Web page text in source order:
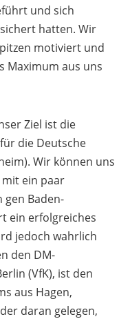
und sich
hatten. Wir
motiviert und
Maximum aus uns
Ziel ist die
die Deutsche
Wir können uns
ein paar
Baden-
ein erfolgreiches
jedoch wahrlich
den DM-
(VfK), ist den
aus Hagen,
daran gelegen,